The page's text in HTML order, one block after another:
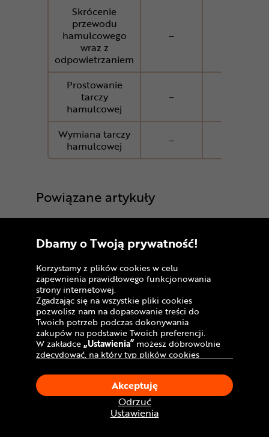
Skrócenie
przewodu
hamulcowego
wraz z
odpowietrzaniem
–
Prostowanie
tarczy
hamulcowej
–
Wymiana tarczy
hamulcowej
–
Powiązane artykuły
piszczące hamulce w
rowerze
13-02-2025
Czyszczenie tarcz
hamulcowych w
rowerze - poradnik
01-12-2022
Rodzaje hamulców
rowerowych – od V-
brake'ów po
tarczówki
Dbamy o Twoją prywatność!
Korzystamy z plików cookies w celu
zapewnienia prawidłowego funkcjonowania
strony internetowej.
Zgadzając się na wszystkie pliki cookies
pozwolisz nam na dopasowanie treści do
Twoich potrzeb podczas dokonywania
zakupów na podstawie Twoich preferencji.
W zakładce„Ustawienia” możesz dobrowolnie
zdecydować, na który typ plików cookies
Klikając„Akceptuję”, wyrażasz zgodę na
stosowanie ciasteczek zgodnie z ustawieniami
Twojej przeglądarki.
W dowolnym momencie, możesz dokonać
zmiany swojego wyboru klikając opcję
Ustawienia
Odrzuć
Akceptuję